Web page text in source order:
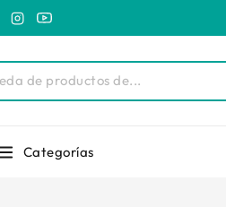
Categorías